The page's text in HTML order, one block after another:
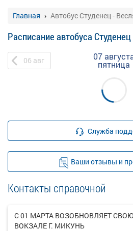
Главная Автобус Студенец -
Расписание автобуса
06 авг 07
пятница
Служба
Ваши отзывы и
Контакты справочной
С 01 МАРТА ВОЗОБНОВЛЯЕТ
ВОКЗАЛЕ Г. МИКУНЬ